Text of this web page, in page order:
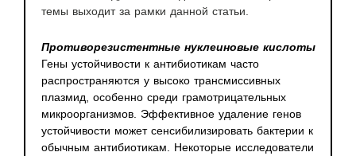
темы выходит за рамки данной статьи.
Противорезистентные нуклеиновые кислоты
Гены устойчивости к антибиотикам часто
распространяются у высоко трансмиссивных
плазмид, особенно среди грамотрицательных
микроорганизмов. Эффективное удаление генов
устойчивости может сенсибилизировать бактерии к
обычным антибиотикам. Некоторые исследователи